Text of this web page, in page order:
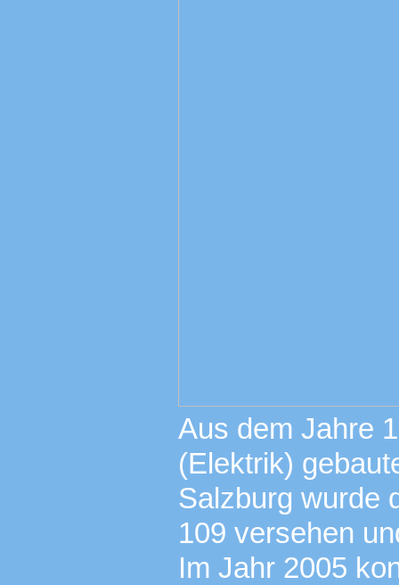
Aus dem Jahre
(Elektrik)
Salzburg wurde
109 versehen
Im Jahr 2005